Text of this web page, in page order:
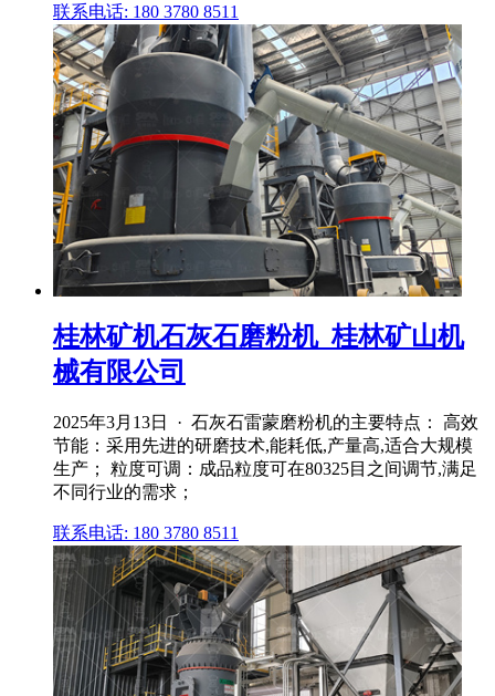
联系电话: 180 3780 8511
桂林矿机石灰石磨粉机_桂林矿山机
械有限公司
2025年3月13日 · 石灰石雷蒙磨粉机的主要特点： 高效
节能：采用先进的研磨技术,能耗低,产量高,适合大规模
生产； 粒度可调：成品粒度可在80325目之间调节,满足
不同行业的需求；
联系电话: 180 3780 8511